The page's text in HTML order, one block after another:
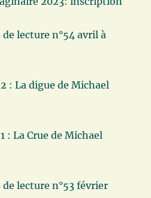
lecture n°54 avril à
: La digue de Michael
: La Crue de Michael
lecture n°53 février